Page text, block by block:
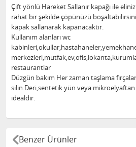
Çift yönlü Hareket Sallanır kapağı ile
rahat bir şekilde çöpünüzü
kapak sallanarak kapanacaktır.
Kullanım alanları wc
restaurantlar
Düzgün bakım Her zaman taşlama
silin.Deri,sentetik yün veya mikroelyaftan
idealdir.
Benzer Ürünler